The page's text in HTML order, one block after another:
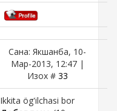
Сана: Якшанба, 10-
Мар-2013, 12:47 |
Изох # 33
Ikkita ög'ilchasi bor